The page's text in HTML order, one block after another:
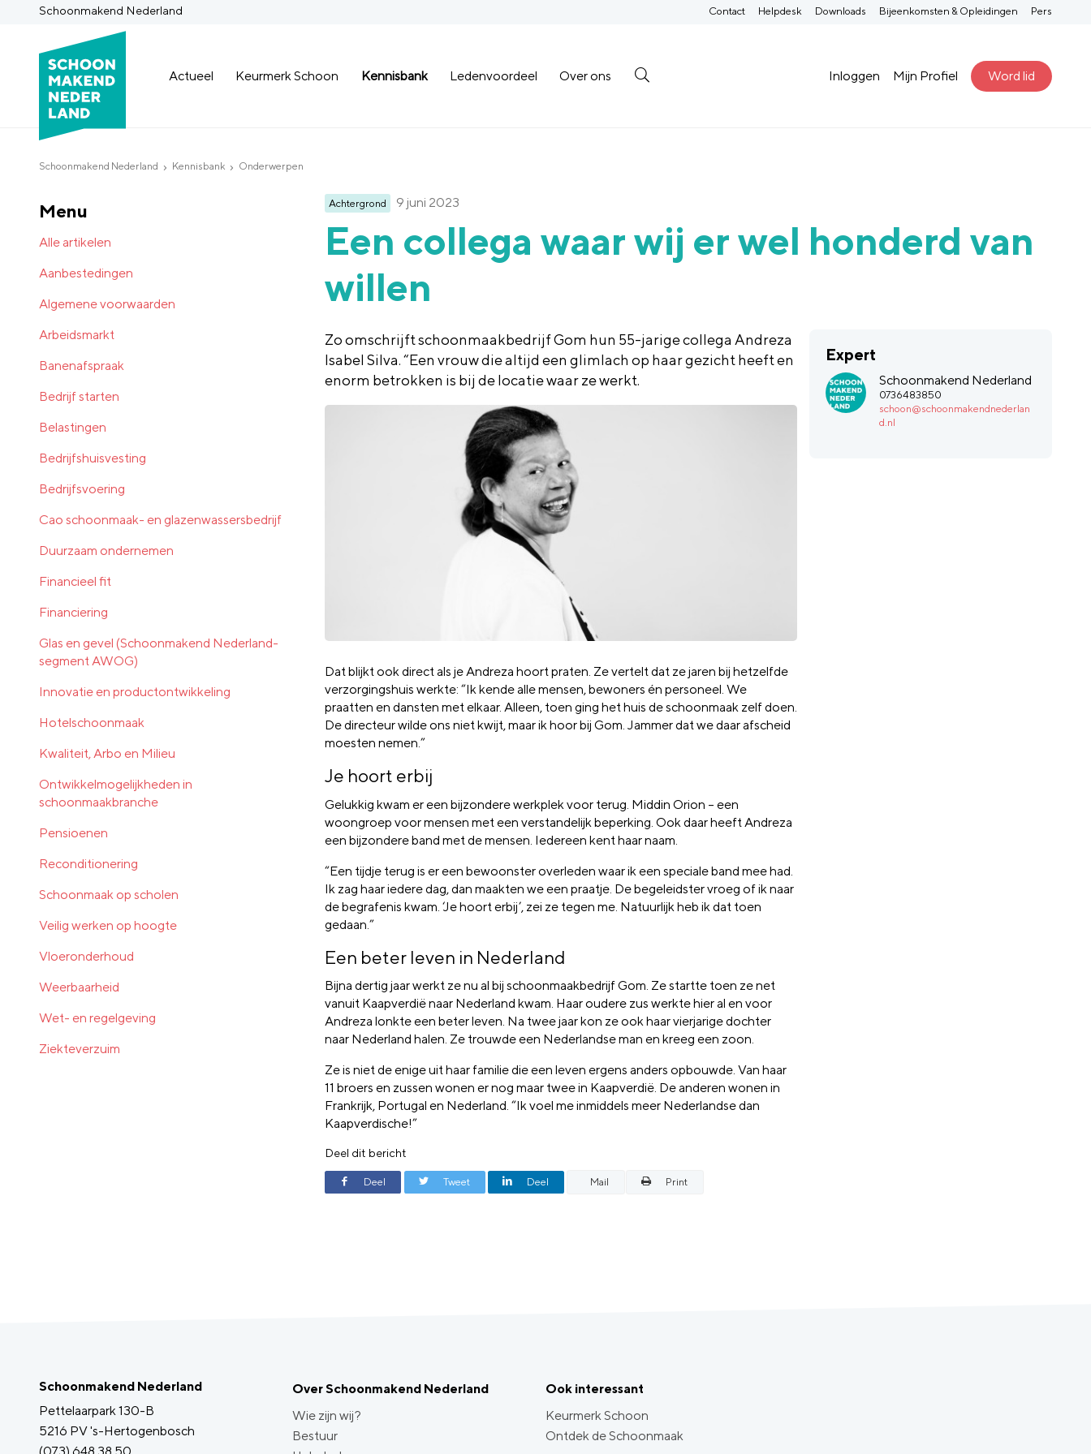
Schoonmakend Nederland
Actueel Keurmerk Schoon Kennisbank Ledenvoordeel Over ons Inloggen Mijn Profiel Word lid
Contact Helpdesk Downloads Bijeenkomsten & Opleidingen Pers
Schoonmakend Nederland Kennisbank Onderwerpen
Achtergrond 9 juni 2023
Een collega waar wij er wel honderd van
willen
Zo omschrijft schoonmaakbedrijf Gom hun 55-jarige collega Andreza
Isabel Silva. “Een vrouw die altijd een glimlach op haar gezicht heeft en
enorm betrokken is bij de locatie waar ze werkt.
Expert
Schoonmakend Nederland
0736483850
schoon@schoonmakendnederlan
d.nl
Dat blijkt ook direct als je Andreza hoort praten. Ze vertelt dat zejaren bij hetzelfde
verzorgingshuis werkte: “Ik kende alle mensen, bewoners én personeel. We
praatten en dansten met elkaar. Alleen, toen ging het huis de schoonmaak zelf doen.
De directeur wilde ons niet kwijt, maar ik hoor bij Gom. Jammer dat we daar afscheid
moesten nemen.”
Je hoort erbij
Gelukkig kwam er een bijzondere werkplek voor terug. Middin Orion – een
woongroep voor mensen met een verstandelijk beperking. Ook daar heeft Andreza
een bijzondere band met de mensen. Iedereen kent haar naam.
“Een tijdje terug is er een bewoonster overleden waar ik een speciale band mee had.
Ik zag haar iedere dag, dan maakten we een praatje. De begeleidster vroeg of ik naar
de begrafenis kwam. ‘Je hoort erbij’, zei ze tegen me. Natuurlijk heb ik dat toen
gedaan.”
Een beter leven in Nederland
Bijna dertig jaar werkt ze nu al bij schoonmaakbedrijf Gom. Ze startte toen ze net
vanuit Kaapverdië naar Nederland kwam. Haar oudere zus werkte hier al en voor
Andreza lonkte een beter leven. Na twee jaar kon ze ook haar vierjarige dochter
naar Nederland halen. Ze trouwde een Nederlandse man en kreeg een zoon.
Ze is niet de enige uit haar familie die een leven ergens anders opbouwde. Van haar
11 broers en zussen wonen er nog maar twee in Kaapverdië. De anderen wonen in
Frankrijk, Portugal en Nederland. “Ik voel me inmiddels meer Nederlandse dan
Kaapverdische!”
Deel dit bericht
Deel Tweet Deel Mail Print
Menu
Alle artikelen
Aanbestedingen
Algemene voorwaarden
Arbeidsmarkt
Banenafspraak
Bedrijf starten
Belastingen
Bedrijfshuisvesting
Bedrijfsvoering
Cao schoonmaak- en glazenwassersbedrijf
Duurzaam ondernemen
Financieel fit
Financiering
Glas en gevel (Schoonmakend Nederland-
segment AWOG)
Innovatie en productontwikkeling
Hotelschoonmaak
Kwaliteit, Arbo en Milieu
Ontwikkelmogelijkheden in
schoonmaakbranche
Pensioenen
Reconditionering
Schoonmaak op scholen
Veilig werken op hoogte
Vloeronderhoud
Weerbaarheid
Wet- en regelgeving
Ziekteverzuim
Schoonmakend Nederland
Pettelaarpark 130-B
5216 PV 's-Hertogenbosch
Over Schoonmakend Nederland
Wie zijn wij?
Bestuur
Ook interessant
Keurmerk Schoon
Ontdek de Schoonmaak